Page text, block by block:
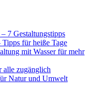
7 Gestaltungstipps
Tipps für heiße Tage
mit Wasser für mehr
alle zugänglich
Natur und Umwelt